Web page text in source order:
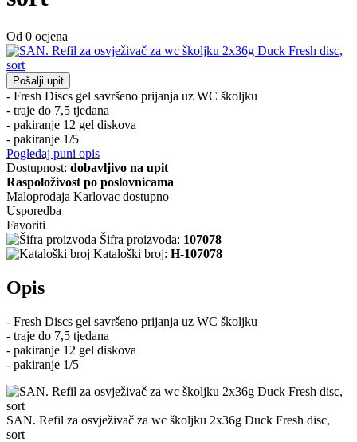
Od 0 ocjena
Pošalji upit
- Fresh Discs gel savršeno prijanja uz WC školjku
- traje do 7,5 tjedana
- pakiranje 12 gel diskova
- pakiranje 1/5
Pogledaj puni opis
Dostupnost: dobavljivo na upit
Raspoloživost po poslovnicama
Maloprodaja Karlovac dostupno
Usporedba
Favoriti
Šifra proizvoda: 107078
Kataloški broj: H-107078
Opis
- Fresh Discs gel savršeno prijanja uz WC školjku
- traje do 7,5 tjedana
- pakiranje 12 gel diskova
- pakiranje 1/5
SAN. Refil za osvježivač za wc školjku 2x36g Duck Fresh disc,
sort